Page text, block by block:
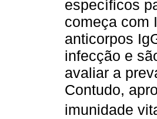
específicos
começa com
anticorpos
infecção e
avaliar a
Contudo,
imunidade